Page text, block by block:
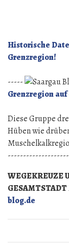
Historische
Grenzregion!
-----
Grenzregion
Diese Gruppe
Hüben wie
WEGEKREUZE
blog.de